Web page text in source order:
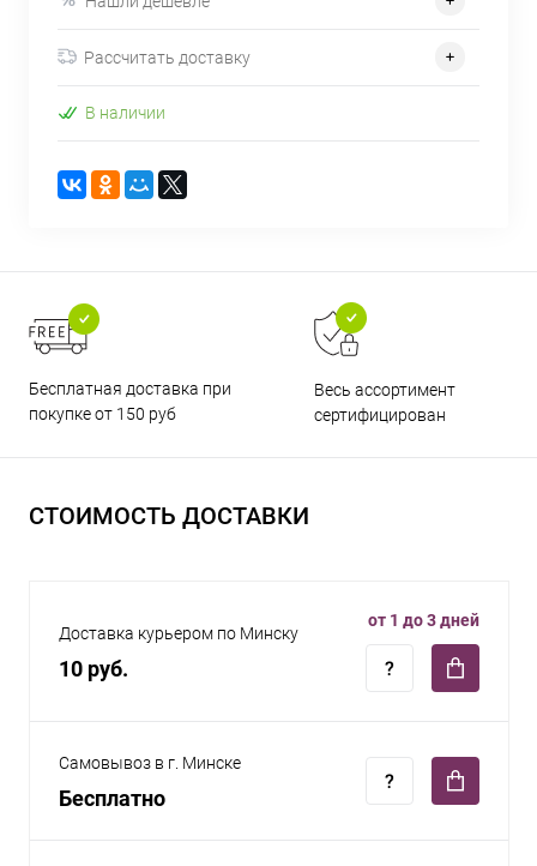
Рассчитать доставку
В наличии
Бесплатная доставка при
покупке от 150 руб
Весь ассортимент
сертифицирован
СТОИМОСТЬ ДОСТАВКИ
Доставка курьером по Минску
10 руб.
от 1 до 3 дней
Самовывоз в г. Минске
Бесплатно